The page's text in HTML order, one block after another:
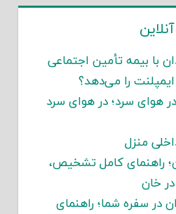
با بیمه تأمین اجتماعی
هوای سرد؛ در هوای سرد
منزل
راهنمای کامل تشخیص،
خان
در سفره شما؛ راهنمای